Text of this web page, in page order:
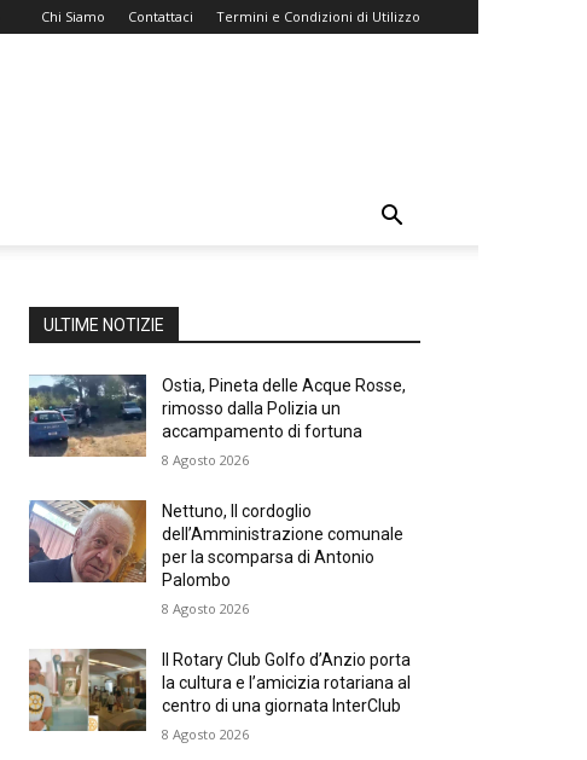
Chi Siamo Contattaci Termini e Condizioni di Utilizzo
ULTIME NOTIZIE
Ostia, Pineta delle Acque Rosse,
rimosso dalla Polizia un
accampamento di fortuna
8 Agosto 2026
Nettuno, Il cordoglio
dell’Amministrazione comunale
per la scomparsa di Antonio
Palombo
8 Agosto 2026
Il Rotary Club Golfo d’Anzio porta
la cultura e l’amicizia rotariana al
centro di una giornata InterClub
8 Agosto 2026